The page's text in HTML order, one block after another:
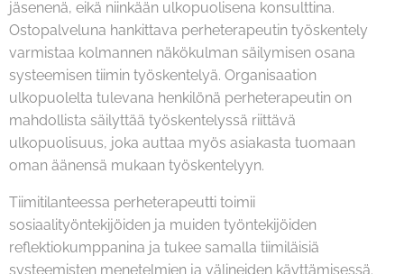
jäsenenä, eikä niinkään ulkopuolisena konsulttina.
Ostopalveluna hankittava perheterapeutin työskentely
varmistaa kolmannen näkökulman säilymisen osana
systeemisen tiimin työskentelyä. Organisaation
ulkopuolelta tulevana henkilönä perheterapeutin on
mahdollista säilyttää työskentelyssä riittävä
ulkopuolisuus, joka auttaa myös asiakasta tuomaan
oman äänensä mukaan työskentelyyn.
Tiimitilanteessa perheterapeutti toimii
sosiaalityöntekijöiden ja muiden työntekijöiden
reflektiokumppanina ja tukee samalla tiimiläisiä
systeemisten menetelmien ja välineiden käyttämisessä.